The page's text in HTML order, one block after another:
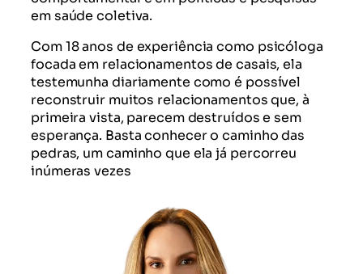
em saúde coletiva.
Com 18 anos de experiência como psicóloga
focada em relacionamentos de casais, ela
testemunha diariamente como é possível
reconstruir muitos relacionamentos que, à
primeira vista, parecem destruídos e sem
esperança. Basta conhecer o caminho das
pedras, um caminho que ela já percorreu
inúmeras vezes